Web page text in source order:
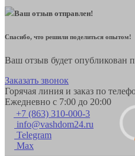
Ваш отзыв отправлен!
Спасибо, что решили поделиться опытом!
Ваш отзыв будет опубликован
Заказать звонок
Горячая линия и заказ по
Ежедневно с 7:00 до 20:00
+7 (863) 310-000-3
info@vashdom24.ru
Telegram
Max